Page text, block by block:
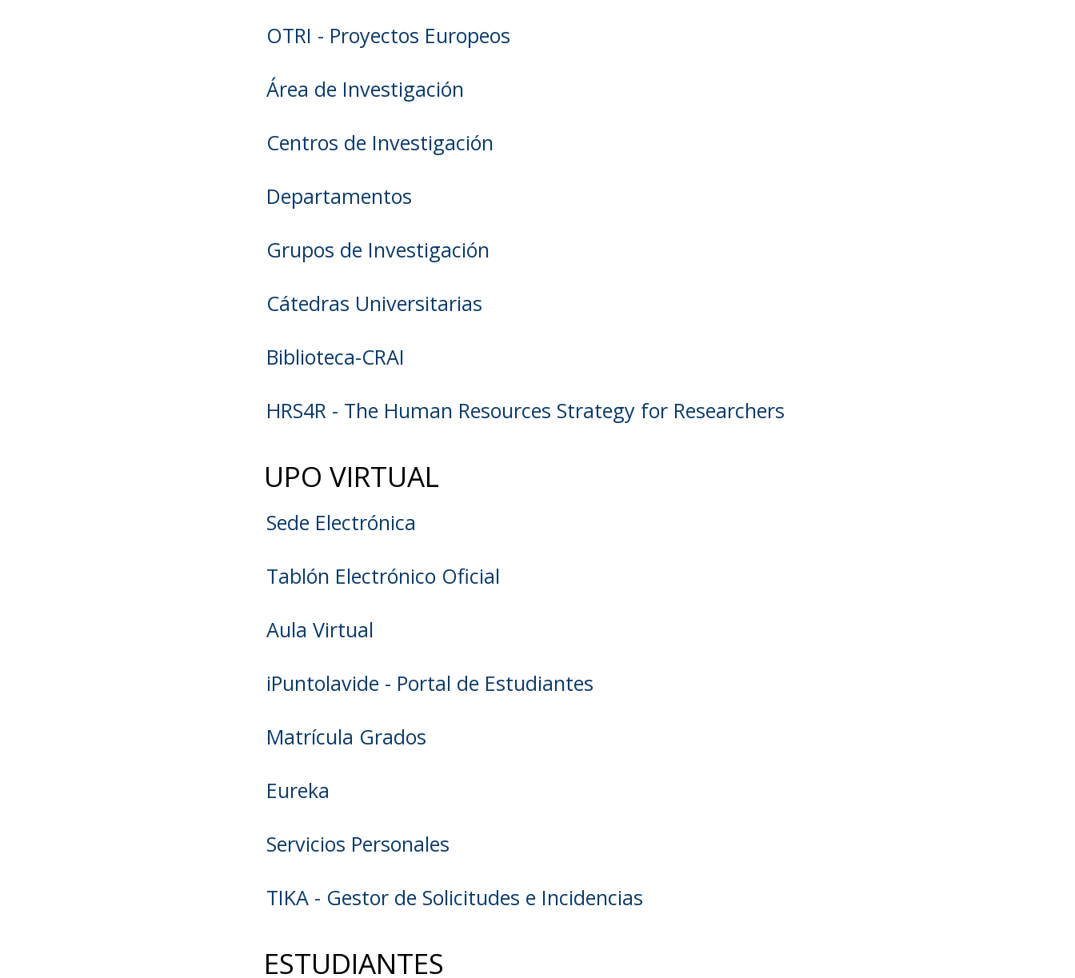
OTRI - Proyectos Europeos
Área de Investigación
Centros de Investigación
Departamentos
Grupos de Investigación
Cátedras Universitarias
Biblioteca-CRAI
HRS4R - The Human Resources Strategy for Researchers
UPO VIRTUAL
Sede Electrónica
Tablón Electrónico Oficial
Aula Virtual
iPuntolavide - Portal de Estudiantes
Matrícula Grados
Eureka
Servicios Personales
TIKA - Gestor de Solicitudes e Incidencias
ESTUDIANTES